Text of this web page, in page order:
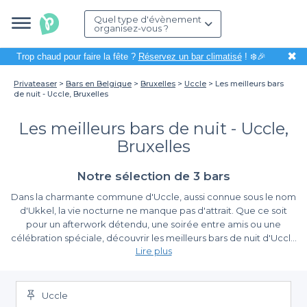
Quel type d'évènement
organisez-vous ?
Trop chaud pour faire la fête ? Réservez un bar climatisé! ❄️🎉 ✖
Privateaser Bars en Belgique Bruxelles Uccle
Les meilleurs bars
de nuit - Uccle, Bruxelles
Les meilleurs bars de nuit - Uccle,
Bruxelles
Notre sélection de 3 bars
Dans la charmante commune d'Uccle, aussi connue sous le nom
d'Ukkel, la vie nocturne ne manque pas d'attrait. Que ce soit
pour un afterwork détendu, une soirée entre amis ou une
célébration spéciale, découvrir les meilleurs bars de nuit d'Uccle
est une expérience incontournable. Ici, la convivialité s’allie à une
mémorables.
Un choix varié à portée de main
Organiser une soirée dans un bar peut rapidement devenir un
Lire plus
Uccle